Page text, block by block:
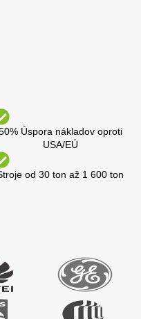
Úspora nákladov oproti
USA/EÚ
od 30 ton až 1 600 ton